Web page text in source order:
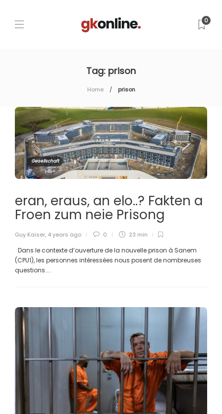
0
Tag: prison
Home prison
Gesellschaft
eran, eraus, an elo..? Fakten a
Froen zum neie Prisong
Guy Kaiser, 4 years ago 0 23 min
Dans le contexte d’ouverture de la nouvelle prison à Sanem
(CPU1), les personnes intéressées nous posent de nombreuses
questions....